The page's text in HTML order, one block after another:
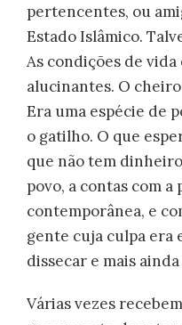
pertencentes, ou
Estado Islâmico.
As condições de
alucinantes. O
Era uma espécie de
o gatilho. O que
que não tem
povo, a contas com
contemporânea, e
gente cuja culpa
dissecar e mais
Várias vezes